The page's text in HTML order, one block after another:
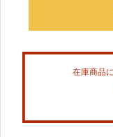
在庫商品